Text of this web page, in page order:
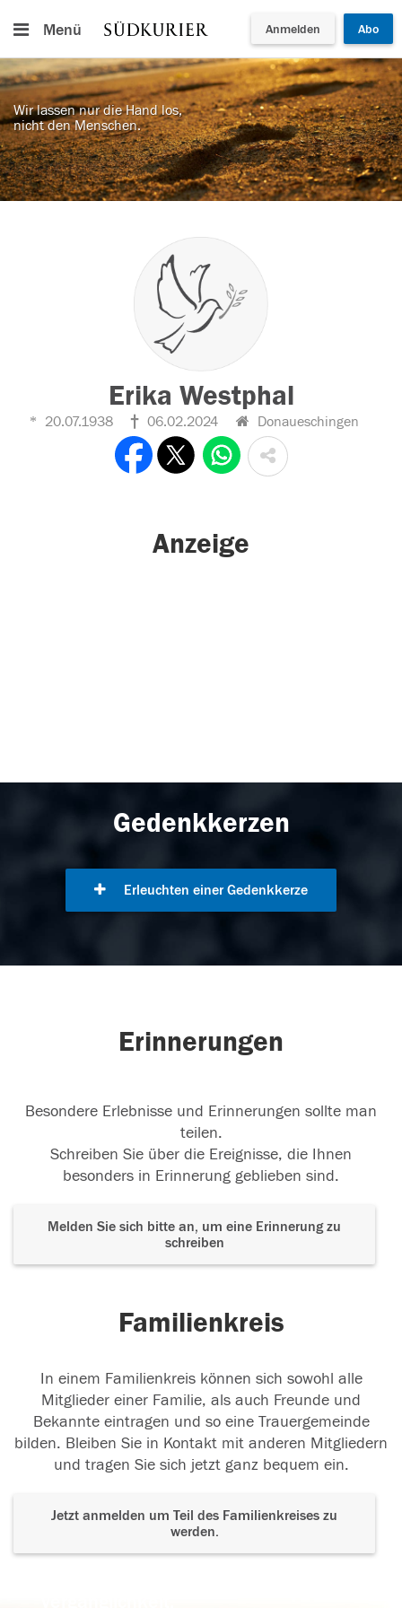
Menü Anmelden Abo
Wir lassen nur die Hand los,
nicht den Menschen.
Erika Westphal
20.07.1938 06.02.2024 Donaueschingen
Anzeige
Gedenkkerzen
Erleuchten einer Gedenkkerze
Erinnerungen
Besondere Erlebnisse und Erinnerungen sollte man
teilen.
Schreiben Sie über die Ereignisse, die Ihnen
besonders in Erinnerung geblieben sind.
Melden Sie sich bitte an, um eine Erinnerung zu
schreiben
Familienkreis
In einem Familienkreis können sich sowohl alle
Mitglieder einer Familie, als auch Freunde und
Bekannte eintragen und so eine Trauergemeinde
bilden. Bleiben Sie in Kontakt mit anderen Mitgliedern
und tragen Sie sich jetzt ganz bequem ein.
Jetzt anmelden um Teil des Familienkreises zu
werden.